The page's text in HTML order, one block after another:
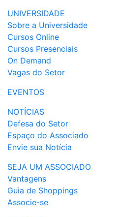
UNIVERSIDADE
Sobre a Universidade
Cursos Online
Cursos Presenciais
On Demand
Vagas do Setor
EVENTOS
NOTÍCIAS
Defesa do Setor
Espaço do Associado
Envie sua Notícia
SEJA UM ASSOCIADO
Vantagens
Guia de Shoppings
Associe-se